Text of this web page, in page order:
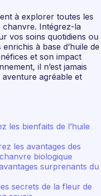
à explorer toutes les
chanvre. Intégrez-la
vos soins quotidiens ou
à base d’huile de
et son impact
il n’est jamais
agréable et
les bienfaits de l’huile
les avantages des
biologique
surprenants du
secrets de la fleur de